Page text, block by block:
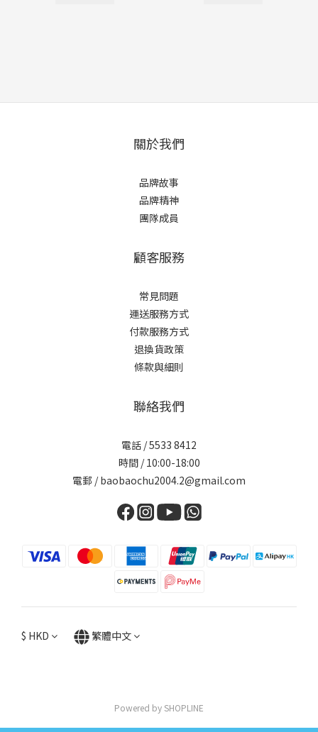
關於我們
品牌故事
品牌精神
團隊成員
顧客服務
常見問題
運送服務方式
付款服務方式
退換貨政策
條款與細則
聯絡我們
電話 / 5533 8412
時間 / 10:00-18:00
電郵 / baobaochu2004.2@gmail.com
$ HKD 繁體中文
Powered by SHOPLINE